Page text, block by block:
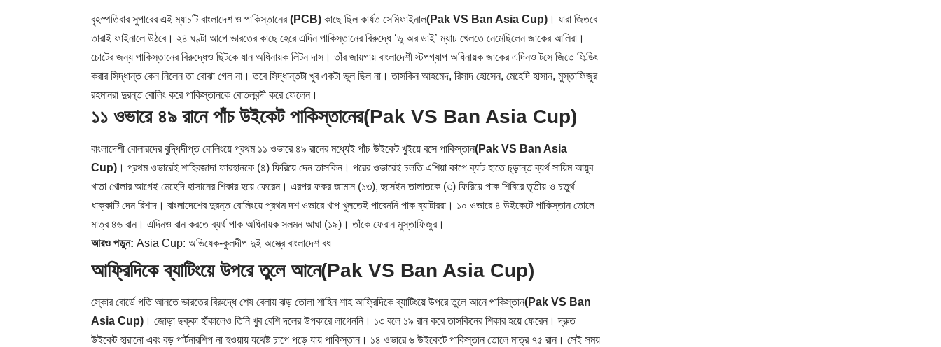
বৃহস্পতিবার সুপারের এই ম্যাচটি বাংলাদেশ ও পাকিস্তানের (PCB) কাছে ছিল কার্যত সেমিফাইনাল(Pak VS Ban Asia Cup) । যারা জিতবে
তারাই ফাইনালে উঠবে। ২৪ ঘণ্টা আগে ভারতের কাছে হেরে এদিন পাকিস্তানের বিরুদ্ধে ‘ডু অর ডাই’ ম্যাচ খেলতে নেমেছিলেন জাকের আলিরা।
চোটের জন্য পাকিস্তানের বিরুদ্ধেও ছিটকে যান অধিনায়ক লিটন দাস। তাঁর জায়গায় বাংলাদেশী স্টপগ্যাপ অধিনায়ক জাকের এদিনও টসে জিতে ফিল্ডিং
করার সিদ্ধান্ত কেন নিলেন তা বোঝা গেল না। তবে সিদ্ধান্তটা খুব একটা ভুল ছিল না। তাসকিন আহমেদ, রিসাদ হোসেন, মেহেদি হাসান, মুস্তাফিজুর
রহমানরা দুরন্ত বোলিং করে পাকিস্তানকে বোতলবন্দী করে ফেলেন।
১১ ওভারে ৪৯ রানে পাঁচ উইকেট পাকিস্তানের(Pak VS Ban Asia Cup)
বাংলাদেশী বোলারদের বুদ্ধিদীপ্ত বোলিংয়ে প্রথম ১১ ওভারে ৪৯ রানের মধ্যেই পাঁচ উইকেট খুইয়ে বসে পাকিস্তান(Pak VS Ban Asia
Cup) । প্রথম ওভারেই শাহিবজাদা ফারহানকে (৪) ফিরিয়ে দেন তাসকিন। পরের ওভারেই চলতি এশিয়া কাপে ব্যাট হাতে চূড়ান্ত ব্যর্থ সায়িম আয়ুব
খাতা খোলার আগেই মেহেদি হাসানের শিকার হয়ে ফেরেন। এরপর ফকর জামান (১৩), হুসেইন তালাতকে (৩) ফিরিয়ে পাক শিবিরে তৃতীয় ও চতুর্থ
ধাক্কাটি দেন রিশাদ। বাংলাদেশের দুরন্ত বোলিংয়ে প্রথম দশ ওভারে খাপ খুলতেই পারেননি পাক ব্যাটাররা। ১০ ওভারে ৪ উইকেটে পাকিস্তান তোলে
মাত্র ৪৬ রান। এদিনও রান করতে ব্যর্থ পাক অধিনায়ক সলমন আঘা (১৯)। তাঁকে ফেরান মুস্তাফিজুর।
আরও পড়ুন: Asia Cup: অভিষেক-কুলদীপ দুই অস্ত্রে বাংলাদেশ বধ
আফ্রিদিকে ব্যাটিংয়ে উপরে তুলে আনে(Pak VS Ban Asia Cup)
স্কোর বোর্ডে গতি আনতে ভারতের বিরুদ্ধে শেষ বেলায় ঝড় তোলা শাহিন শাহ আফ্রিদিকে ব্যাটিংয়ে উপরে তুলে আনে পাকিস্তান(Pak VS Ban
Asia Cup) । জোড়া ছক্কা হাঁকালেও তিনি খুব বেশি দলের উপকারে লাগেননি। ১৩ বলে ১৯ রান করে তাসকিনের শিকার হয়ে ফেরেন। দ্রুত
উইকেট হারানো এবং বড় পার্টনারশিপ না হওয়ায় যথেষ্ট চাপে পড়ে যায় পাকিস্তান। ১৪ ওভারে ৬ উইকেটে পাকিস্তান তোলে মাত্র ৭৫ রান। সেই সময়